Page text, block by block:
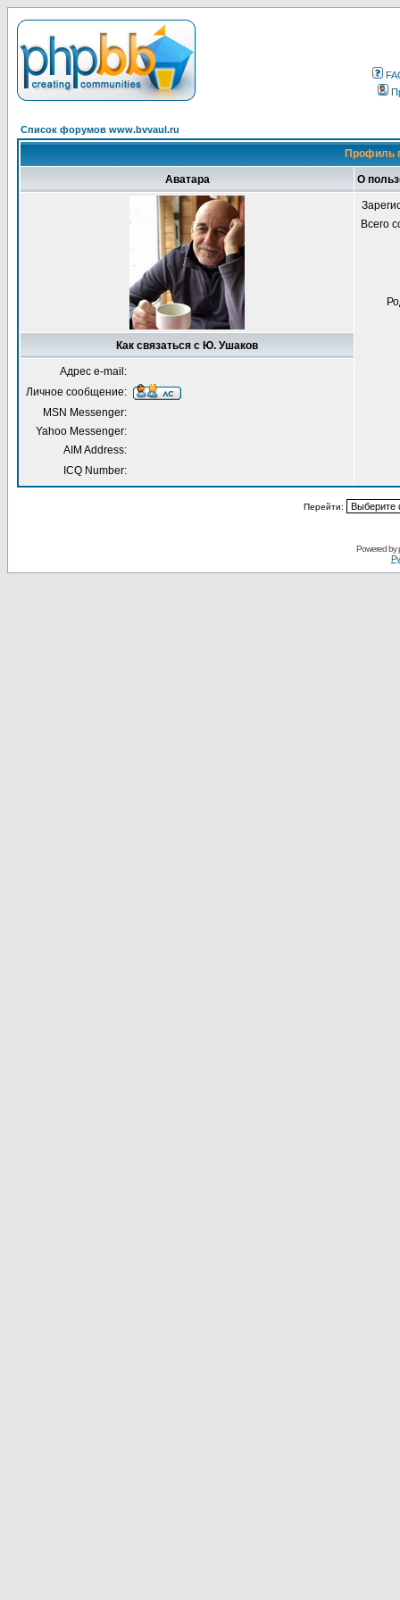
Список форумов www.bvvaul.ru
Профиль
Аватара О
Всего
Как связаться с Ю. Ушаков
Адрес e-mail:
Личное сообщение:
MSN Messenger:
Yahoo Messenger:
AIM Address:
ICQ Number:
Перейти:
Powered by